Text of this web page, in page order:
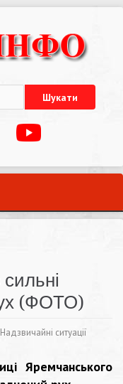
(ФОТО)
Надзвичайні ситуації
Яремчанського